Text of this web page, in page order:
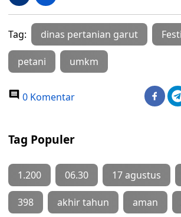
Tag: dinas pertanian garut
petani umkm
0 Komentar
Tag Populer
1.200 06.30 17 agustus
398 akhir tahun aman